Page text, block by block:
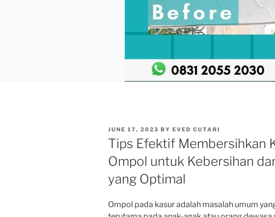
POSTED
ON
JUNE 17, 2023 BY EVED CUTARI
Tips Efektif Membersihkan
Ompol untuk Kebersihan
yang Optimal
Ompol pada kasur adalah masalah umum